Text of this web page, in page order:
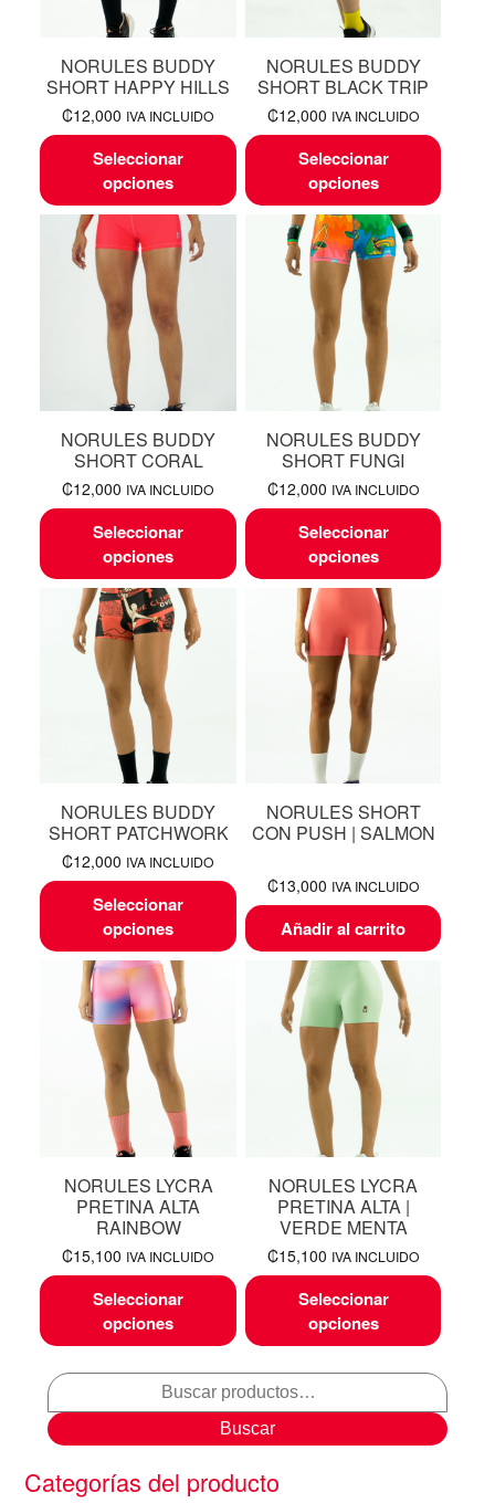
Buscar
Categorías del producto
NORULES BUDDY
SHORT HAPPY HILLS
₡12,000 IVA INCLUIDO
Seleccionar
opciones
NORULES BUDDY
SHORT BLACK TRIP
₡12,000 IVA INCLUIDO
Seleccionar
opciones
NORULES BUDDY
SHORT CORAL
₡12,000 IVA INCLUIDO
Seleccionar
opciones
NORULES BUDDY
SHORT FUNGI
₡12,000 IVA INCLUIDO
Seleccionar
opciones
NORULES BUDDY
SHORT PATCHWORK
₡12,000 IVA INCLUIDO
Seleccionar
opciones
NORULES SHORT
CON PUSH | SALMON
₡13,000 IVA INCLUIDO
Añadir al carrito
NORULES LYCRA
PRETINA ALTA
RAINBOW
₡15,100 IVA INCLUIDO
Seleccionar
opciones
NORULES LYCRA
PRETINA ALTA |
VERDE MENTA
₡15,100 IVA INCLUIDO
Seleccionar
opciones